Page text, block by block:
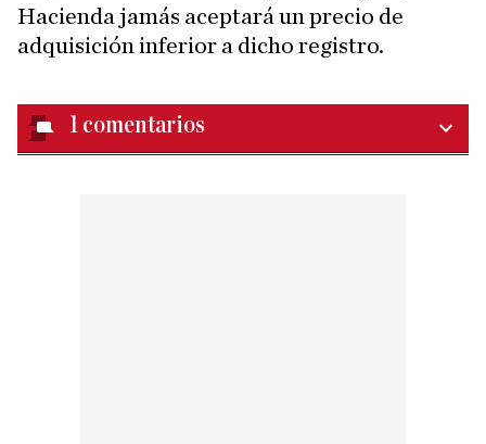
Hacienda jamás aceptará un precio de
adquisición inferior a dicho registro.
1 comentarios